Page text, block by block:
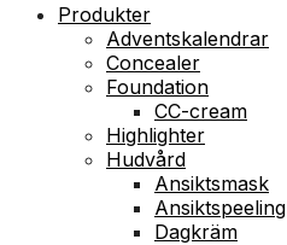
Produkter
Adventskalendrar
Concealer
Foundation
CC-cream
Highlighter
Hudvård
Ansiktsmask
Ansiktspeeling
Dagkräm